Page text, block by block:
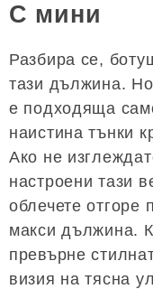
С мини
Разбира се,
тази дължина.
е подходяща
наистина тънки
Ако не
настроени тази
облечете отгоре
макси дължина.
превърне
визия на тясна